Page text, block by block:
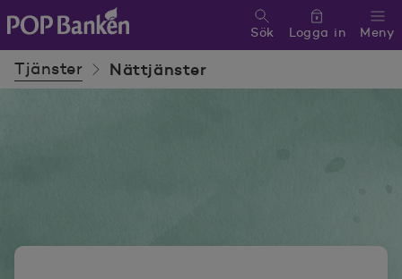
POP banken, till hemsidan
Meny
Sök Logga in
Tjänster Nättjänster